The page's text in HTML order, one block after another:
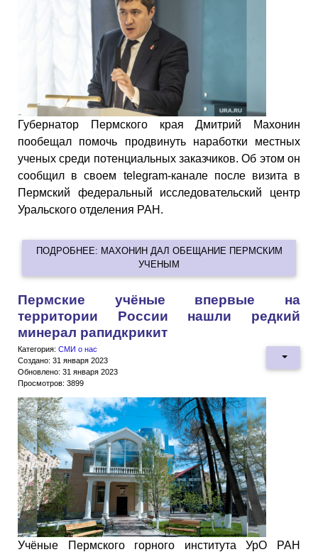
Губернатор Пермского края Дмитрий Махонин
пообещал помочь продвинуть наработки местных
ученых среди потенциальных заказчиков. Об этом он
сообщил в своем telegram-канале после визита в
Пермский федеральный исследовательский центр
Уральского отделения РАН.
ПОДРОБНЕЕ: МАХОНИН ДАЛ ОБЕЩАНИЕ ПЕРМСКИМ
УЧЕНЫМ
Пермские учёные впервые на
территории России нашли редкий
минерал рапидкрикит
Категория: СМИ о нас
Создано: 31 января 2023
Обновлено: 31 января 2023
Просмотров: 3899
Учёные Пермского горного института УрО РАН